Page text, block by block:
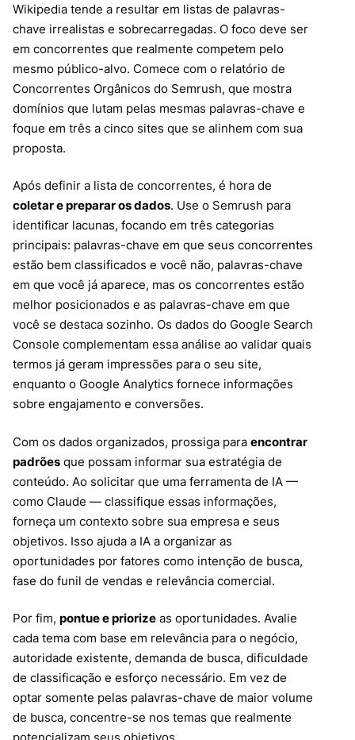
Wikipedia tende a resultar em listas de palavras-
chave irrealistas e sobrecarregadas. O foco deve ser
em concorrentes que realmente competem pelo
mesmo público-alvo. Comece com o relatório de
Concorrentes Orgânicos do Semrush, que mostra
domínios que lutam pelas mesmas palavras-chave e
foque em três a cinco sites que se alinhem com sua
proposta.
Após definir a lista de concorrentes, é hora de
coletar e preparar os dados. Use o Semrush para
identificar lacunas, focando em três categorias
principais: palavras-chave em que seus concorrentes
estão bem classificados e você não, palavras-chave
em que você já aparece, mas os concorrentes estão
melhor posicionados e as palavras-chave em que
você se destaca sozinho. Os dados do Google Search
Console complementam essa análise ao validar quais
termos já geram impressões para o seu site,
enquanto o Google Analytics fornece informações
sobre engajamento e conversões.
Com os dados organizados, prossiga para encontrar
padrões que possam informar sua estratégia de
conteúdo. Ao solicitar que uma ferramenta de IA —
como Claude — classifique essas informações,
forneça um contexto sobre sua empresa e seus
objetivos. Isso ajuda a IA a organizar as
oportunidades por fatores como intenção de busca,
fase do funil de vendas e relevância comercial.
Por fim, pontue e priorize as oportunidades. Avalie
cada tema com base em relevância para o negócio,
autoridade existente, demanda de busca, dificuldade
de classificação e esforço necessário. Em vez de
optar somente pelas palavras-chave de maior volume
de busca, concentre-se nos temas que realmente